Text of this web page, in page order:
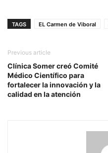
TAGS EL Carmen de Viboral
Previous article
Clínica Somer creó Comité
Médico Científico para
fortalecer la innovación y la
calidad en la atención